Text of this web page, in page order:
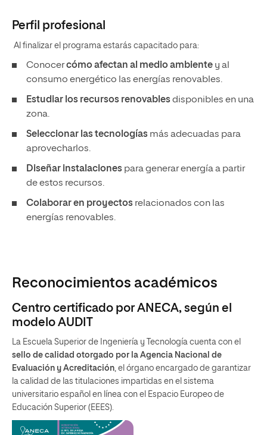
Perfil profesional
Al finalizar el programa estarás capacitado para:
Conocercómo afectan al medio ambiente y al
consumo energético las energías renovables.
Estudiar los recursos renovablesdisponibles en una
zona.
Seleccionar las tecnologías más adecuadas para
aprovecharlos.
Diseñar instalaciones para generar energía a partir
de estos recursos.
Colaborar en proyectos relacionados con las
energías renovables.
Reconocimientos académicos
Centro certificado por ANECA, según el
modelo AUDIT
La Escuela Superior de Ingeniería y Tecnología cuenta con el
sello de calidad otorgado por la Agencia Nacional de
Evaluación y Acreditación, el órgano encargado de garantizar
la calidad de las titulaciones impartidas en el sistema
universitario español en línea con el Espacio Europeo de
Educación Superior (EEES).